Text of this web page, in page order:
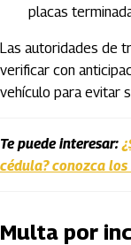
placas
Las autoridades de
verificar con
vehículo para evitar
Te puede interesar:
cédula? conozca
Multa por